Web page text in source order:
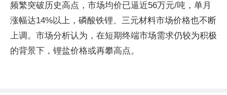
频繁突破历史高点，市场均价已逼近56万元/吨，单月
涨幅达14%以上，磷酸铁锂、三元材料市场价格也不断
上调。市场分析认为，在短期终端市场需求仍较为积极
的背景下，锂盐价格或再攀高点。